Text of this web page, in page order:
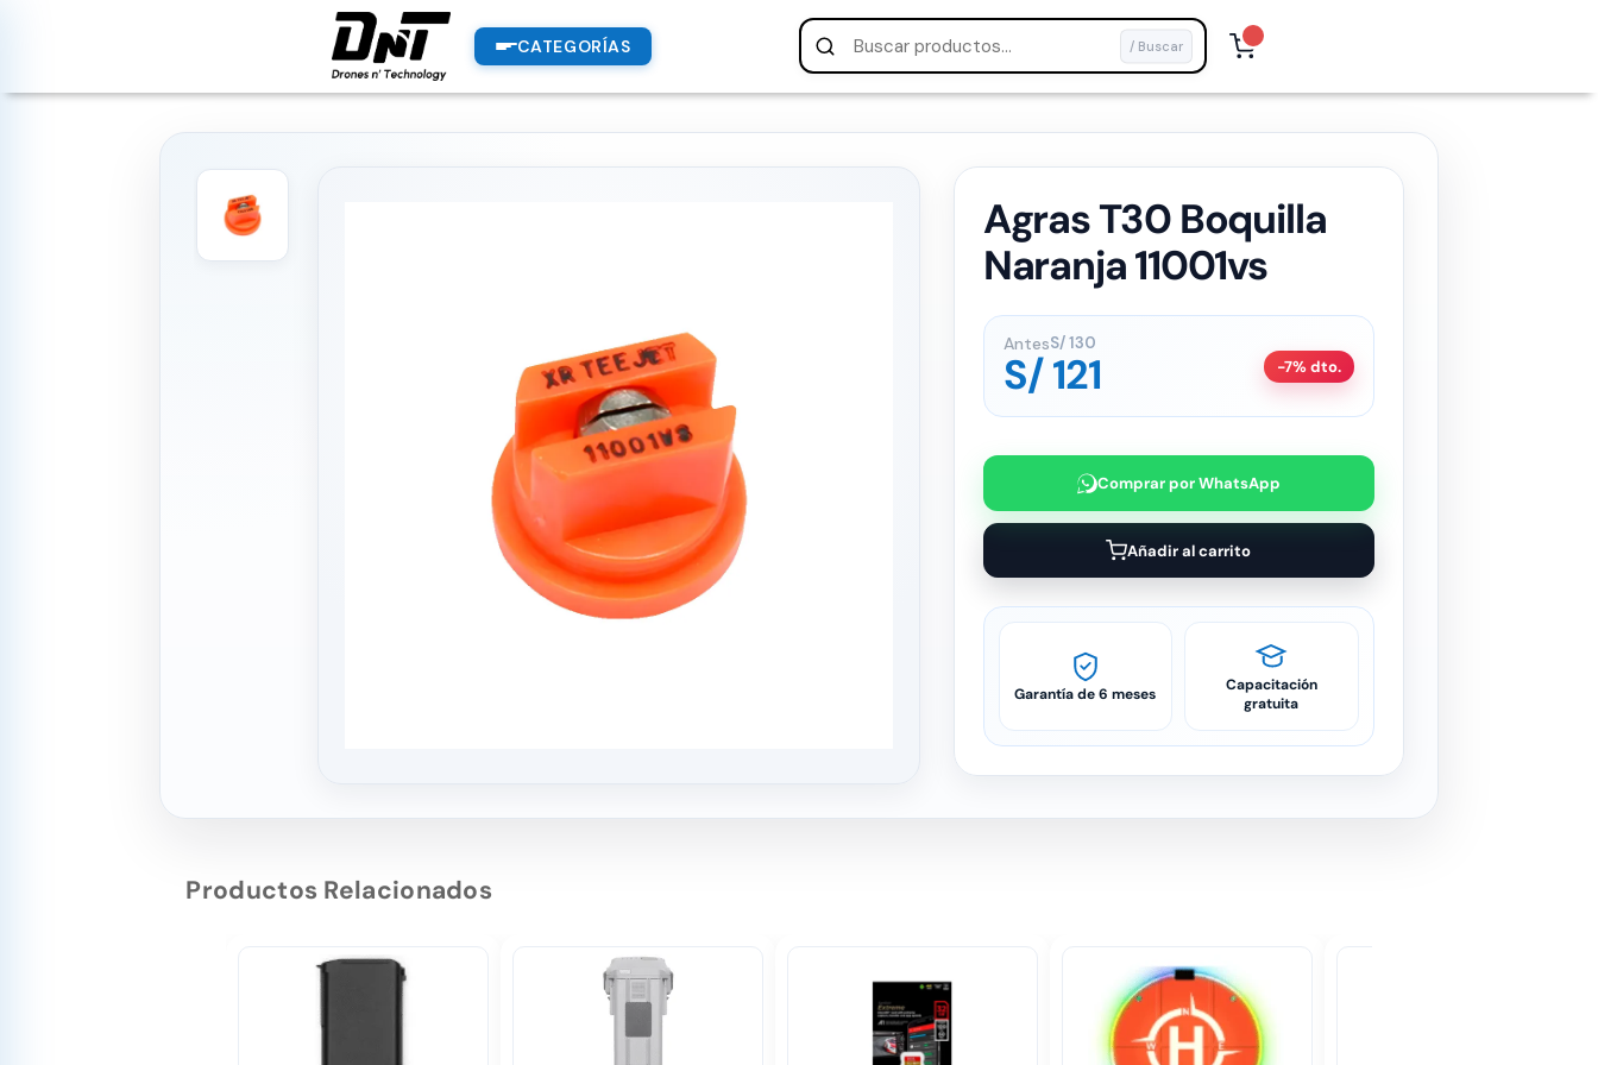
CATEGORÍAS / Buscar
Agras T30 Boquilla
Naranja 11001vs
AntesS/130
S/121 -7% dto.
Comprar por WhatsApp
Añadir al carrito
Garantía de 6 meses
Capacitación
gratuita
Productos Relacionados
PRODUCTOS
productos destacados